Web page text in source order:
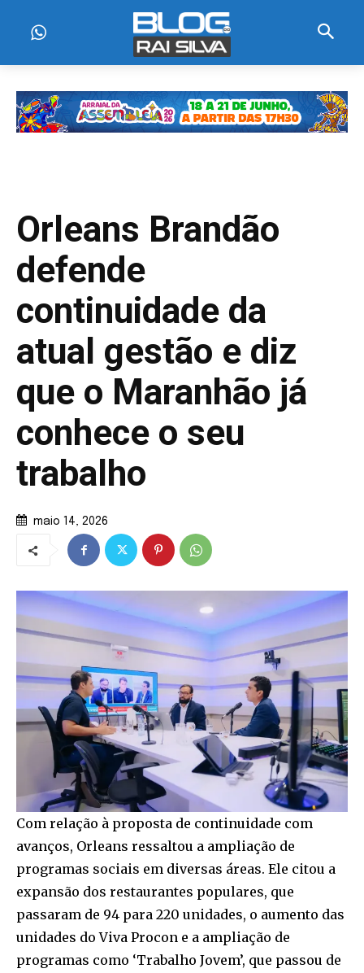
Orleans Brandão
defende
continuidade da
atual gestão e diz
que o Maranhão já
conhece o seu
trabalho
maio 14, 2026
Com relação à proposta de continuidade com
avanços, Orleans ressaltou a ampliação de
programas sociais em diversas áreas. Ele citou a
expansão dos restaurantes populares, que
passaram de 94 para 220 unidades, o aumento das
unidades do Viva Procon e a ampliação de
programas como ‘Trabalho Jovem’, que passou de